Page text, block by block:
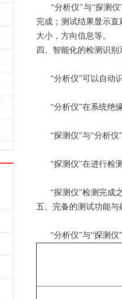
“分析仪”与“探测仪”
完成；测试结果显示
大小，方向信息等。
四、智能化的检测识别
“分析仪”可以自动
“分析仪”在系统绝缘
“探测仪”与“分析仪
“探测仪”在进行检测
“探测仪”检测完成之
五、完备的测试功能与
“分析仪”与“探测仪”